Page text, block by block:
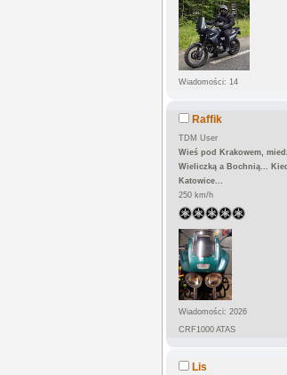
Wiadomości: 14
Raffik
TDM User
Wieś pod Krakowem,
Wieliczką a Bochnią...
Katowice...
250 km/h
Wiadomości: 2026
CRF1000 ATAS
Lis